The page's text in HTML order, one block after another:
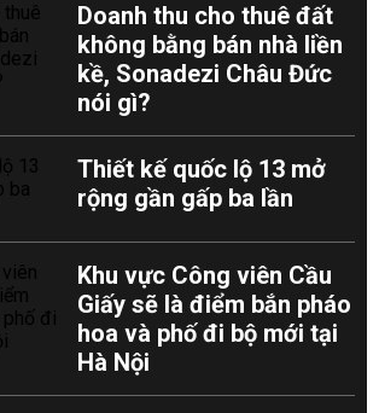
Doanh thu cho thuê đất
không bằng bán nhà liền
kề, Sonadezi Châu Đức
nói gì?
Thiết kế quốc lộ 13 mở
rộng gần gấp ba lần
Khu vực Công viên Cầu
Giấy sẽ là điểm bắn pháo
hoa và phố đi bộ mới tại
Hà Nội